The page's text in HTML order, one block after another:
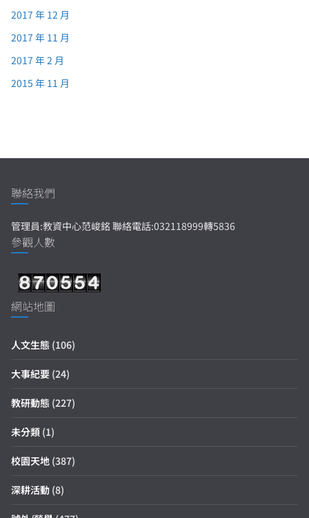
2017 年 12 月
2017 年 11 月
2017 年 2 月
2015 年 11 月
聯絡我們
管理員:教資中心范峻銘 聯絡電話:032118999轉5836
參觀人數
網站地圖
人文生態 (106)
大事紀要 (24)
教研動態 (227)
未分類 (1)
校園天地 (387)
深耕活動 (8)